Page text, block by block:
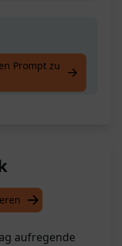
Erwachsene
Prompt zu
aufregende